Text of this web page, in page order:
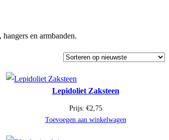
en armbanden.
Lepidoliet Zaksteen
Prijs: €2,75
Toevoegen aan winkelwagen